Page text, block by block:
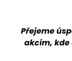
Přejeme
akcím, kde